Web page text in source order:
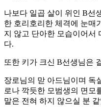
나보다 일곱 살이 위인 B선
한 호리호리한 체격에 눈매
지 않고 단아한 모습이어서
다.
또한 키가 크신 B선생님은
장로님의 맏 아드님이며 독
로나 깍듯한 모범생의 면모
말은 전혀 하지 않으실 분